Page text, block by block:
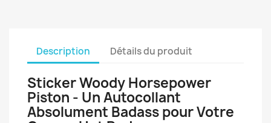
Description Détails du produit
Sticker Woody Horsepower
Piston - Un Autocollant
Absolument Badass pour Votre